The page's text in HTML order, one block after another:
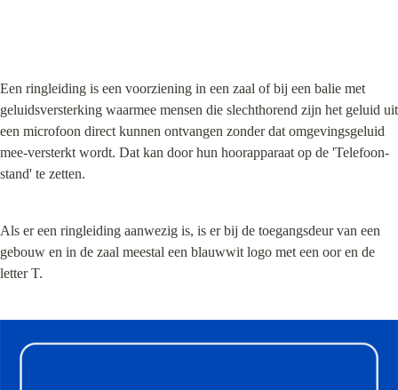
Een ringleiding is een voorziening in een zaal of bij een balie met
geluidsversterking waarmee mensen die slechthorend zijn het geluid uit
een microfoon direct kunnen ontvangen zonder dat omgevingsgeluid
mee-versterkt wordt. Dat kan door hun hoorapparaat op de 'Telefoon-
stand' te zetten.
Als er een ringleiding aanwezig is, is er bij de toegangsdeur van een
gebouw en in de zaal meestal een blauwwit logo met een oor en de
letter T.